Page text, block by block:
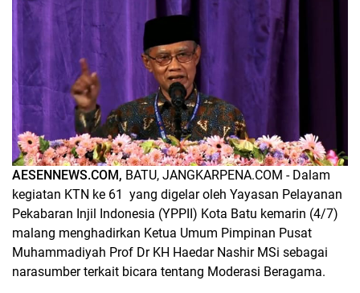
AESENNEWS.COM, BATU, JANGKARPENA.COM - Dalam
kegiatan KTN ke 61 yang digelar oleh Yayasan Pelayanan
Pekabaran Injil Indonesia (YPPII) Kota Batu kemarin (4/7)
malang menghadirkan Ketua Umum Pimpinan Pusat
Muhammadiyah Prof Dr KH Haedar Nashir MSi sebagai
narasumber terkait bicara tentang Moderasi Beragama.